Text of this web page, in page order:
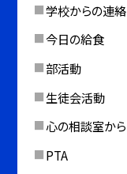
学校からの連絡
今日の給食
部活動
生徒会活動
心の相談室から
PTA